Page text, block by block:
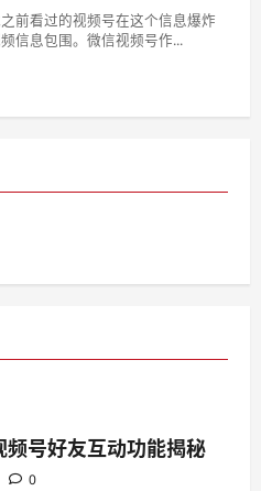
前看过的视频号在这个信息爆炸
信息包围。微信视频号作...
号好友互动功能揭秘
0